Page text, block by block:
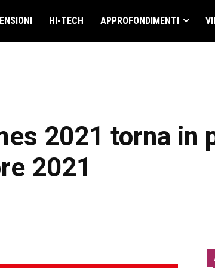
HI-TECH APPROFONDIMENTI
2021 torna in
2021